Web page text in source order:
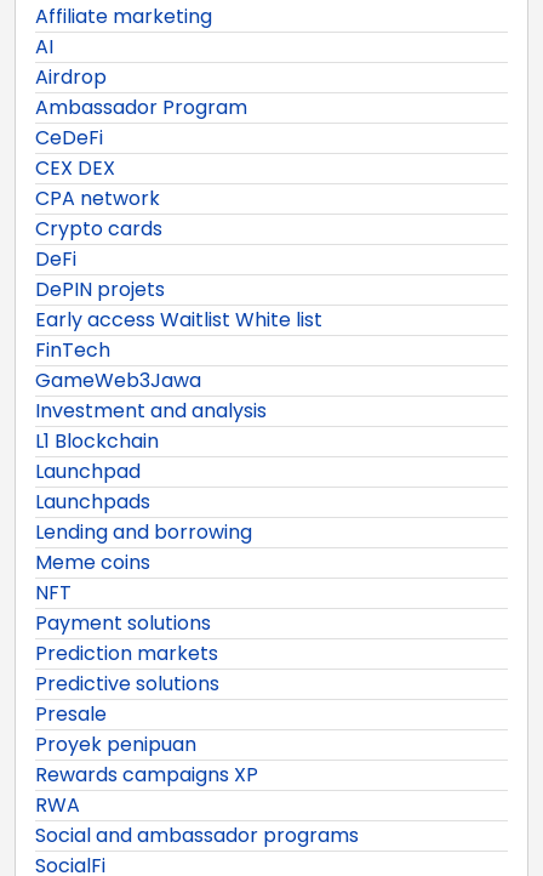
Affiliate marketing
AI
Airdrop
Ambassador Program
CeDeFi
CEX DEX
CPA network
Crypto cards
DeFi
DePIN projets
Early access Waitlist White list
FinTech
GameWeb3Jawa
Investment and analysis
L1 Blockchain
Launchpad
Launchpads
Lending and borrowing
Meme coins
NFT
Payment solutions
Prediction markets
Predictive solutions
Presale
Proyek penipuan
Rewards campaigns XP
RWA
Social and ambassador programs
SocialFi